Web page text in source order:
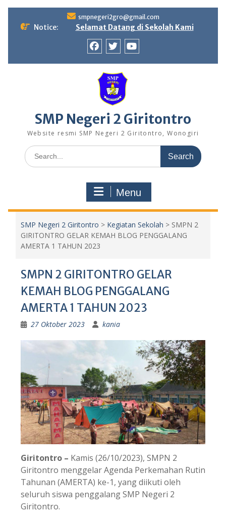
to
smpnegeri2gro@gmail.com
Notice: Selamat Datang di Sekolah Kami
SMP Negeri 2 Giritontro
Website resmi SMP Negeri 2 Giritontro, Wonogiri
Search
for:
Menu
SMP Negeri 2 Giritontro > Kegiatan Sekolah > SMPN 2
GIRITONTRO GELAR KEMAH BLOG PENGGALANG
AMERTA 1 TAHUN 2023
SMPN 2 GIRITONTRO GELAR
KEMAH BLOG PENGGALANG
AMERTA 1 TAHUN 2023
27 Oktober 2023 kania
Giritontro – Kamis (26/10/2023), SMPN 2
Giritontro menggelar Agenda Perkemahan Rutin
Tahunan (AMERTA) ke-1, yang diikuti oleh
seluruh siswa penggalang SMP Negeri 2
Giritontro.